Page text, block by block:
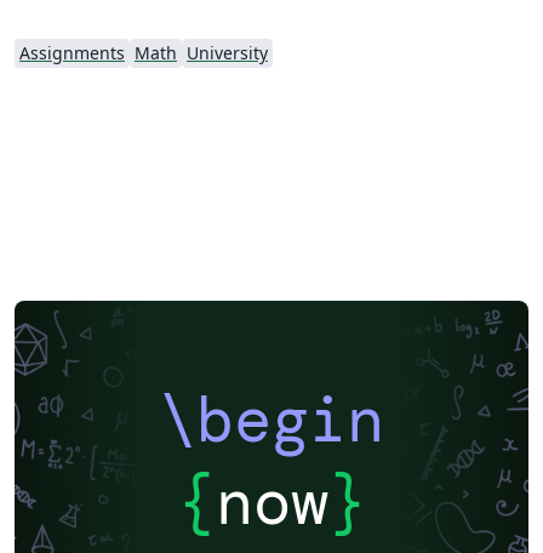
Assignments Math University
\begin
{now}